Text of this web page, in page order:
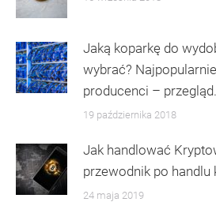
Jaką koparkę do
wybrać?
producenci – przegląd.
19 października 2018
Jak handlować
przewodnik po
24 maja 2019